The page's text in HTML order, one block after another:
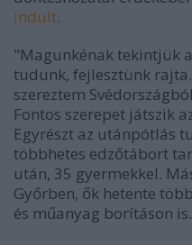
indult.
"Magunkénak tekintjük
tudunk, fejlesztünk
szereztem
Fontos szerepet játszik
Egyrészt az utánpótlás
többhetes edzőtábort
után, 35 gyermekkel.
Győrben, ők hetente
és műanyag borításon